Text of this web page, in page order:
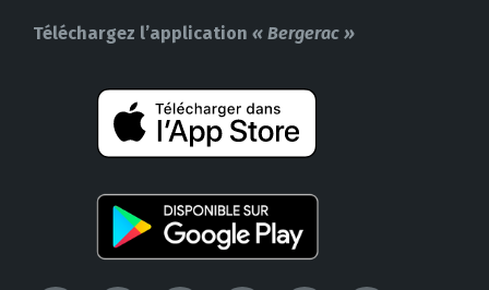
Téléchargez l’application « Bergerac »